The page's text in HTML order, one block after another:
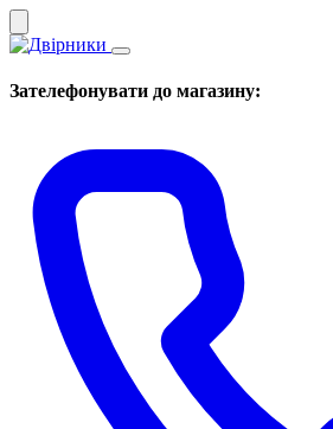
Зателефонувати до магазину: